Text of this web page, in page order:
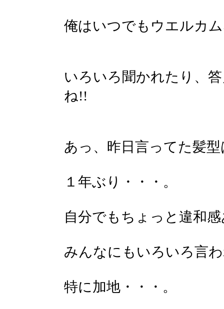
俺はいつでもウエルカ
いろいろ聞かれたり、
ね!!
あっ、昨日言ってた髪
１年ぶり・・・。
自分でもちょっと違和
みんなにもいろいろ言
特に加地・・・。